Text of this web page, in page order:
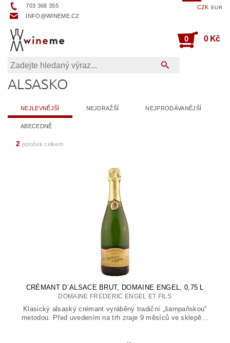
703 368 355
INFO@WINEME.CZ
CZK EUR
0 0 Kč
ALSASKO
NEJLEVNĚJŠÍ NEJDRAŽŠÍ NEJPRODÁVANĚJŠÍ
ABECEDNĚ
2 položek celkem
CRÉMANT D´ALSACE BRUT, DOMAINE ENGEL, 0,75 L
DOMAINE FREDERIC ENGEL ET FILS
Klasický alsaský crémant vyráběný tradiční „šampaňskou“
metodou. Před uvedením na trh zraje 9 měsíců ve sklepě...